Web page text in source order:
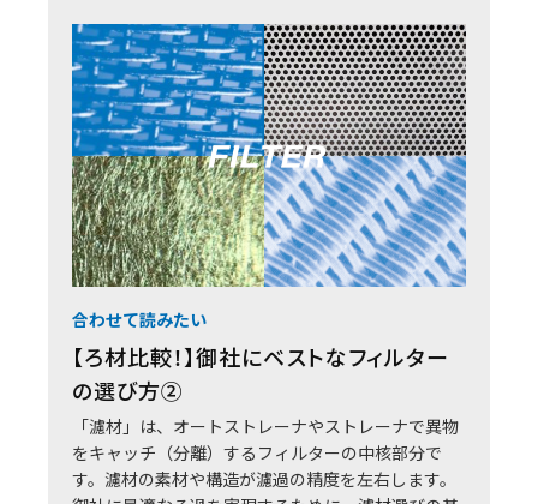
合わせて読みたい
【ろ材比較！】御社にベストなフィルター
の選び方②
「濾材」は、オートストレーナやストレーナで異物
をキャッチ（分離）するフィルターの中核部分で
す。濾材の素材や構造が濾過の精度を左右します。